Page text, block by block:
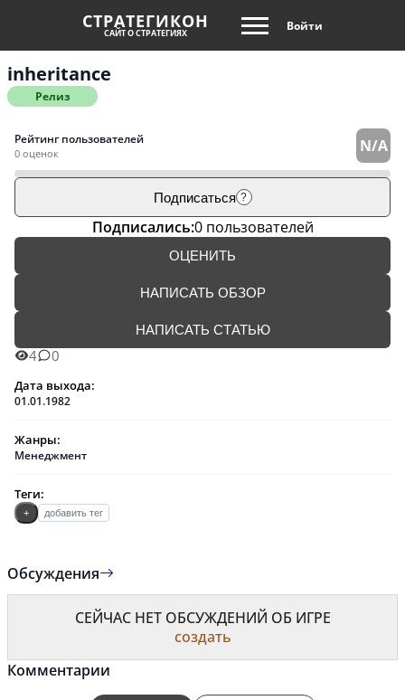
СТРАТЕГИКОН
САЙТ О СТРАТЕГИЯХ Войти
inheritance
Релиз
Рейтинг пользователей
0 оценок N/A
Подписаться ?
Подписались:0 пользователей
ОЦЕНИТЬ
НАПИСАТЬ ОБЗОР
НАПИСАТЬ СТАТЬЮ
4 0
Дата выхода:
01.01.1982
Жанры:
Менеджмент
Теги:
+ добавить тег
Обсуждения
СЕЙЧАС НЕТ ОБСУЖДЕНИЙ ОБ ИГРЕ
создать
Комментарии